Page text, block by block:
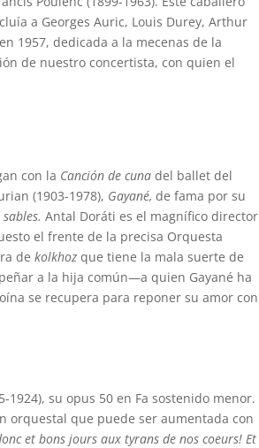
a Georges Auric, Louis Durey, Arthur
1957, dedicada a la mecenas de la
de nuestro concertista, con quien el
con la Canción de cuna del ballet del
(1903-1978), Gayané, de fama por su
Antal Doráti es el magnífico director
el frente de la precisa Orquesta
dekolkhoz que tiene la mala suerte de
a la hija común—a quien Gayané ha
se recupera para reponer su amor con
1924), su opus 50 en Fa sostenido menor.
orquestal que puede ser aumentada con
et bons jours aux tyrans de nos coeurs! Et